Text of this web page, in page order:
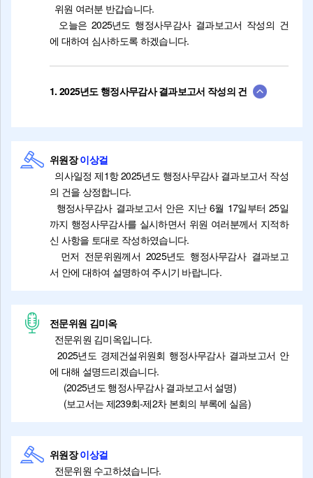
위원 여러분 반갑습니다.
오늘은 2025년도 행정사무감사 결과보고서 작성의 건
에 대하여 심사하도록 하겠습니다.
1. 2025년도 행정사무감사 결과보고서 작성의 건
위원장이상걸
의사일정 제1항 2025년도 행정사무감사 결과보고서 작성
의 건을 상정합니다.
행정사무감사 결과보고서 안은 지난 6월 17일부터 25일
까지 행정사무감사를 실시하면서 위원 여러분께서 지적하
신 사항을 토대로 작성하였습니다.
먼저 전문위원께서 2025년도 행정사무감사 결과보고
서 안에 대하여 설명하여 주시기 바랍니다.
전문위원 김미옥
전문위원 김미옥입니다.
2025년도 경제건설위원회 행정사무감사 결과보고서 안
에 대해 설명드리겠습니다.
(2025년도 행정사무감사 결과보고서 설명)
(보고서는 제239회-제2차 본회의 부록에 실음)
위원장이상걸
전문위원 수고하셨습니다.